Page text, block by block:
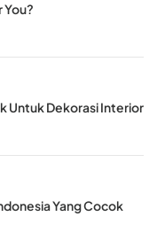
You?
Untuk Dekorasi Interior
Yang Cocok